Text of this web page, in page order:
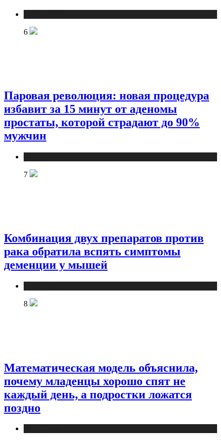
6
Паровая революция: новая процедура
избавит за 15 минут от аденомы
простаты, которой страдают до 90%
мужчин
7
Комбинация двух препаратов против
рака обратила вспять симптомы
деменции у мышей
8
Математическая модель объяснила,
почему младенцы хорошо спят не
каждый день, а подростки ложатся
поздно